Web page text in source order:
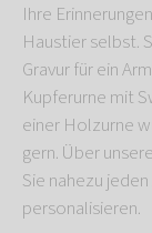
Ihre
Haustier selbst.
Gravur für ein
Kupferurne mit
einer Holzurne
gern. Über
Sie nahezu
personalisieren.